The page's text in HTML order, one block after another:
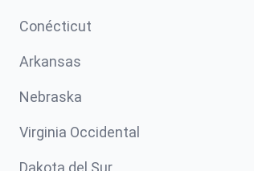
Conécticut
Arkansas
Nebraska
Virginia Occidental
Dakota del Sur